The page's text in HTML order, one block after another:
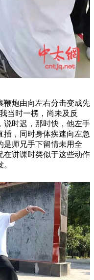
鞭炮由向左右分击变成先
当时一楞，尚未及反
说时迟，那时快，他左手
插，同时身体疾速向左急
是师兄手下留情未用全
在讲课时类似于这些动作